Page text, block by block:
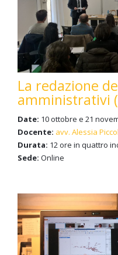
La redazione
amministrativi
Date: 10 ottobre e 21
Docente: avv. Alessia
Durata: 12 ore in quattro
Sede: Online